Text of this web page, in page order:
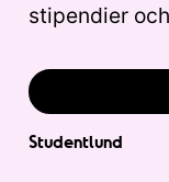
stipendier
Studentlund